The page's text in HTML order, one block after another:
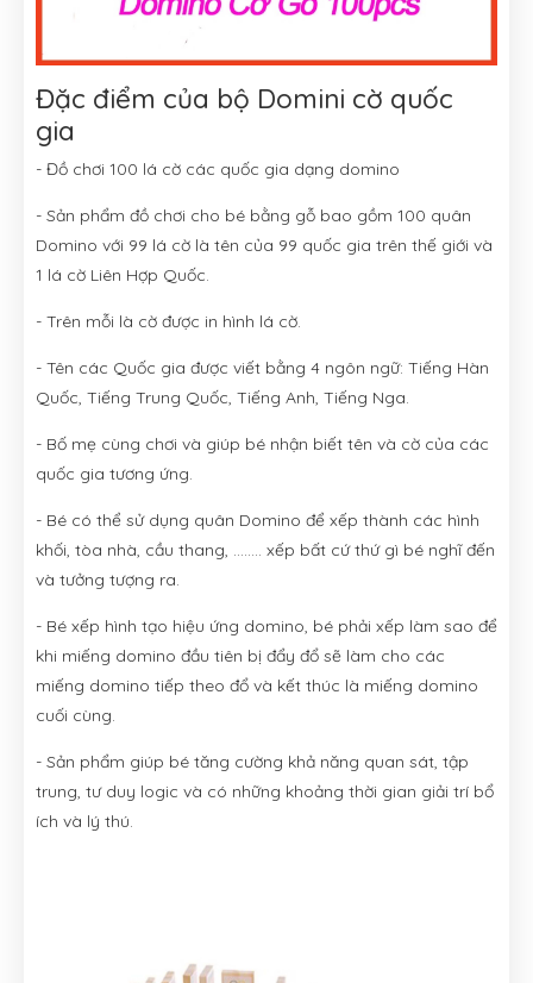
Đặc điểm của bộ Domini cờ quốc
gia
- Đồ chơi 100 lá cờ các quốc gia dạng domino
- Sản phẩm đồ chơi cho bé bằng gỗ bao gồm 100 quân
Domino với 99 lá cờ là tên của 99 quốc gia trên thế giới và
1 lá cờ Liên Hợp Quốc.
- Trên mỗi là cờ được in hình lá cờ.
- Tên các Quốc gia được viết bằng 4 ngôn ngữ: Tiếng Hàn
Quốc, Tiếng Trung Quốc, Tiếng Anh, Tiếng Nga.
- Bố mẹ cùng chơi và giúp bé nhận biết tên và cờ của các
quốc gia tương ứng.
- Bé có thể sử dụng quân Domino để xếp thành các hình
khối, tòa nhà, cầu thang, …….. xếp bất cứ thứ gì bé nghĩ đến
và tưởng tượng ra.
- Bé xếp hình tạo hiệu ứng domino, bé phải xếp làm sao để
khi miếng domino đầu tiên bị đẩy đổ sẽ làm cho các
miếng domino tiếp theo đổ và kết thúc là miếng domino
cuối cùng.
- Sản phẩm giúp bé tăng cường khả năng quan sát, tập
trung, tư duy logic và có những khoảng thời gian giải trí bổ
ích và lý thú.